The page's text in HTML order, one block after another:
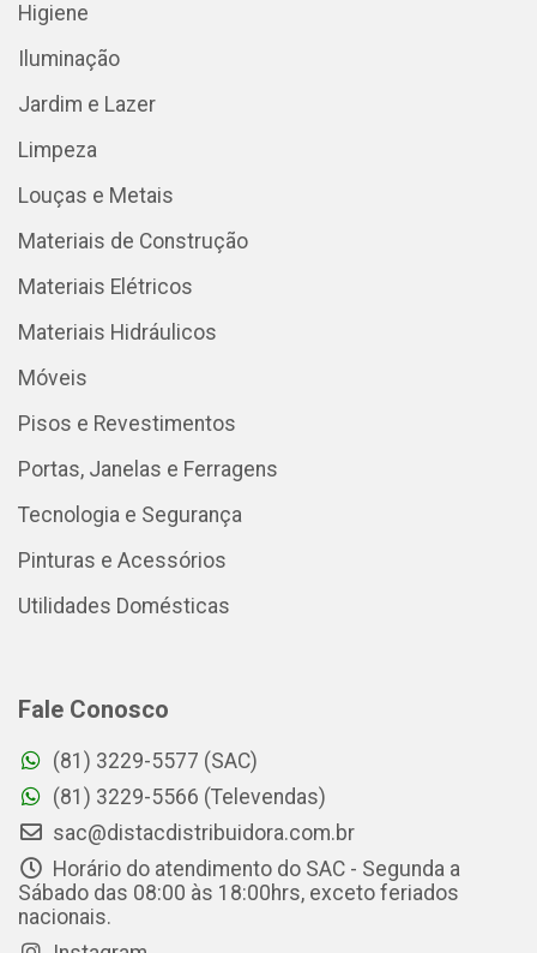
Higiene
Iluminação
Jardim e Lazer
Limpeza
Louças e Metais
Materiais de Construção
Materiais Elétricos
Materiais Hidráulicos
Móveis
Pisos e Revestimentos
Portas, Janelas e Ferragens
Tecnologia e Segurança
Pinturas e Acessórios
Utilidades Domésticas
Fale Conosco
(81) 3229-5577 (SAC)
(81) 3229-5566 (Televendas)
sac@distacdistribuidora.com.br
Horário do atendimento do SAC - Segunda a
Sábado das 08:00 às 18:00hrs, exceto feriados
nacionais.